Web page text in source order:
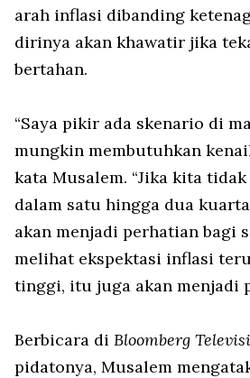
arah inflasi dibanding
dirinya akan khawatir jika
bertahan.
“Saya pikir ada skenario di
mungkin membutuhkan
kata Musalem. “Jika kita
dalam satu hingga dua
akan menjadi perhatian bagi
melihat ekspektasi inflasi
tinggi, itu juga akan menjadi
Berbicara di Bloomberg
pidatonya, Musalem